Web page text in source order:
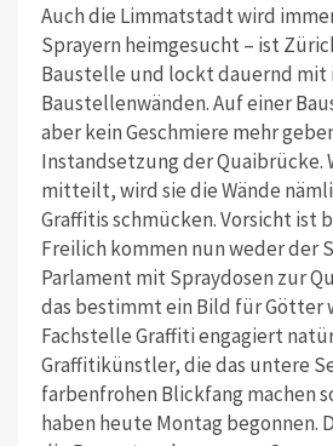
Auch die Limmatstadt wird
Sprayern heimgesucht – ist
Baustelle und lockt dauernd mit
Baustellenwänden. Auf einer
aber kein Geschmiere mehr
Instandsetzung der Quaibrücke.
mitteilt, wird sie die Wände
Graffitis schmücken. Vorsicht ist
Freilich kommen nun weder der
Parlament mit Spraydosen zur
das bestimmt ein Bild für Götter
Fachstelle Graffiti engagiert
Graffitikünstler, die das untere
farbenfrohen Blickfang machen
haben heute Montag begonnen.